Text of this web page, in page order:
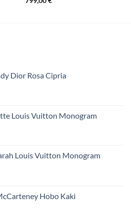
Dior Rosa Cipria
Louis Vuitton Monogram
Louis Vuitton Monogram
Hobo Kaki